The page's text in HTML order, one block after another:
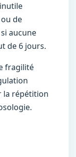
de
aucune
de 6 jours.
fragilité
la répétition